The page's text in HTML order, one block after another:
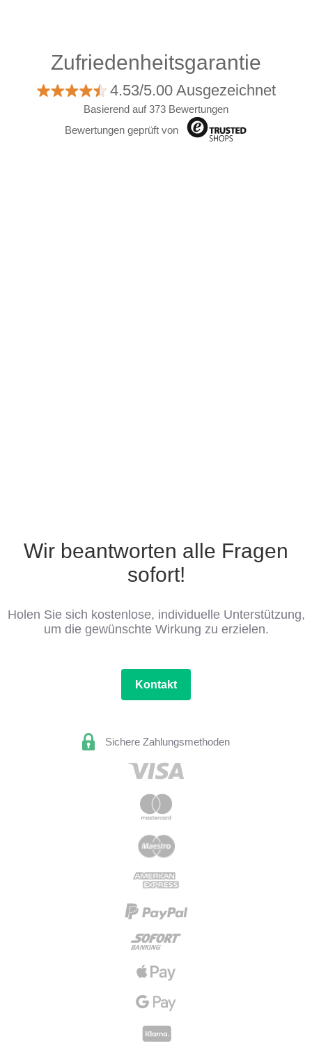
Zufriedenheitsgarantie
4.53/5.00 Ausgezeichnet
Basierend auf 373 Bewertungen
Bewertungen geprüft von
Wir beantworten alle Fragen
sofort!
Holen Sie sich kostenlose, individuelle Unterstützung,
um die gewünschte Wirkung zu erzielen.
Kontakt
Sichere Zahlungsmethoden